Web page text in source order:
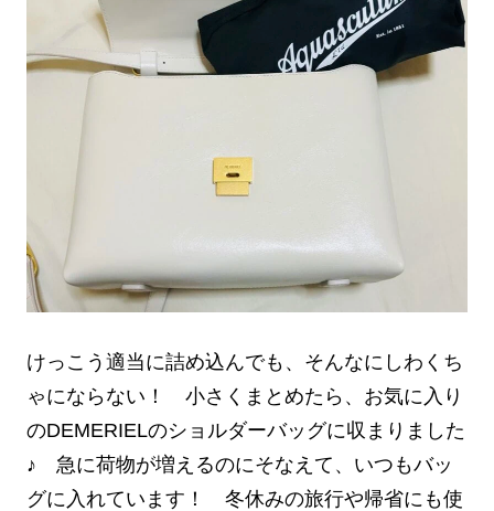
けっこう適当に詰め込んでも、そんなにしわくち
ゃにならない！ 小さくまとめたら、お気に入り
のDEMERIELのショルダーバッグに収まりました
♪ 急に荷物が増えるのにそなえて、いつもバッ
グに入れています！ 冬休みの旅行や帰省にも使